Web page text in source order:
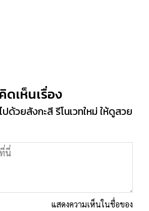
เห็นเรื่อง
ปด้วยสังกะสี รีโนเวทใหม่ ให้ดูสวย
แสดงความเห็นในชื่อของ